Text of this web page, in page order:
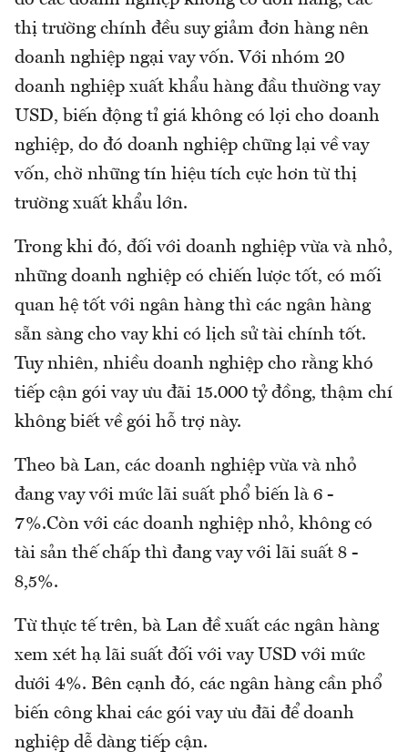
thị trường chính đều suy giảm đơn hàng nên
doanh nghiệp ngại vay vốn. Với nhóm 20
doanh nghiệp xuất khẩu hàng đầu thường vay
USD, biến động tỉ giá không có lợi cho doanh
nghiệp, do đó doanh nghiệp chững lại về vay
vốn, chờ những tín hiệu tích cực hơn từ thị
trường xuất khẩu lớn.
Trong khi đó, đối với doanh nghiệp vừa và nhỏ,
những doanh nghiệp có chiến lược tốt, có mối
quan hệ tốt với ngân hàng thì các ngân hàng
sẵn sàng cho vay khi có lịch sử tài chính tốt.
Tuy nhiên, nhiều doanh nghiệp cho rằng khó
tiếp cận gói vay ưu đãi 15.000 tỷ đồng, thậm chí
không biết về gói hỗ trợ này.
Theo bà Lan, các doanh nghiệp vừa và nhỏ
đang vay với mức lãi suất phổ biến là 6 -
7%.Còn với các doanh nghiệp nhỏ, không có
tài sản thế chấp thì đang vay với lãi suất 8 -
8,5%.
Từ thực tế trên, bà Lan đề xuất các ngân hàng
xem xét hạ lãi suất đối với vay USD với mức
dưới 4%. Bên cạnh đó, các ngân hàng cần phổ
biến công khai các gói vay ưu đãi để doanh
nghiệp dễ dàng tiếp cận.